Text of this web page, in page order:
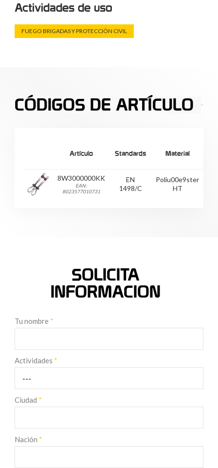
Actividades de uso
FUEGO BRIGADAS Y PROTECCIÓN CIVIL
CÓDIGOS DE ARTÍCULO
Artículo Standards Material
8W3000000KK
EAN:
8023577010731
EN
1498/C
Poliu00e9ster
HT
SOLICITA
INFORMACION
Tu nombre *
Actividades *
Ciudad *
Nación *